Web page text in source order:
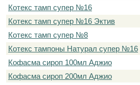
Котекс тамп супер №16
Котекс тамп супер №16 Эктив
Котекс тамп супер №8
Котекс тампоны Натурал супер №16
Кофасма сироп 100мл Аджио
Кофасма сироп 200мл Аджио